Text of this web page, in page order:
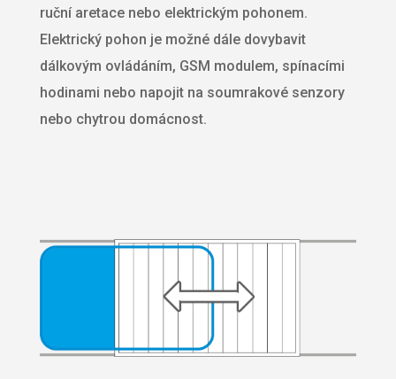
ruční aretace nebo elektrickým pohonem.
Elektrický pohon je možné dále dovybavit
dálkovým ovládáním, GSM modulem, spínacími
hodinami nebo napojit na soumrakové senzory
nebo chytrou domácnost.